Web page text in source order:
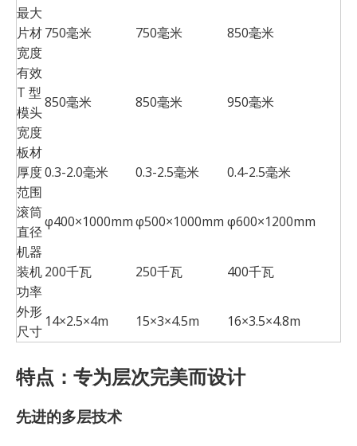
最大
片材
宽度
750毫米 750毫米 850毫米
有效
T 型
模头
宽度
850毫米 850毫米 950毫米
板材
厚度
范围
0.3-2.0毫米 0.3-2.5毫米 0.4-2.5毫米
滚筒
直径
φ400×1000mmφ500×1000mm φ600×1200mm
机器
装机
功率
200千瓦 250千瓦 400千瓦
外形
尺寸
14×2.5×4m 15×3×4.5m 16×3.5×4.8m
特点：专为层次完美而设计
先进的多层技术